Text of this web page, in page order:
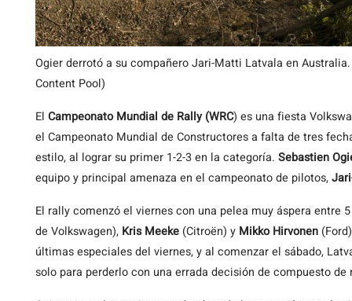
Ogier derrotó a su compañero Jari-Matti Latvala en
Content Pool)
El Campeonato Mundial de Rally (WRC) es una fiesta
el Campeonato Mundial de Constructores a falta de tres
estilo, al lograr su primer 1-2-3 en la categoría. Sebastien
equipo y principal amenaza en el campeonato de pilotos,
El rally comenzó el viernes con una pelea muy áspera entre
de Volkswagen), Kris Meeke (Citroën) y Mikko Hirvonen
últimas especiales del viernes, y al comenzar el sábado,
solo para perderlo con una errada decisión de compuesto